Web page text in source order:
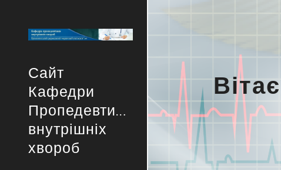
Сайт
Кафедри
Пропедевтики
внутрішніх
хвороб